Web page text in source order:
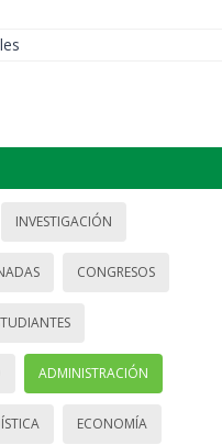
INVESTIGACIÓN
CONGRESOS
ADMINISTRACIÓN
ECONOMÍA